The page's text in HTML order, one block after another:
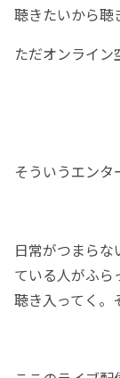
聴きたいから聴
ただオンライン
そういうエンタ
日常がつまら
ている人がふら
聴き入ってく。